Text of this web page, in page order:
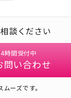
談ください
時間受付中
問い合わせ
ーズです。